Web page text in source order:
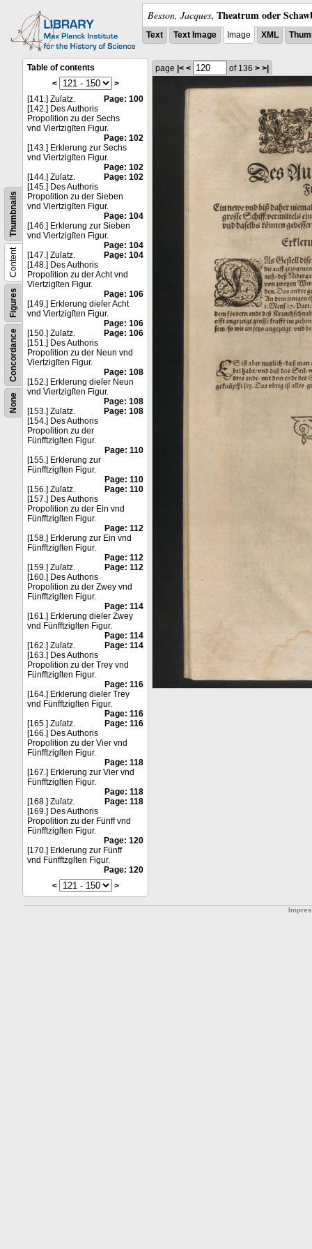
Besson, Jacques, Theatrum oder
Text Text Image Image XML
None
Concordance
Figures
Content
Thumbnails
Table of contents
<
>
[141.] Zuſatz.
Page: 100
[142.] Des Authoris
Propoſition zu der Sechs
vnd Viertzigſten Figur.
Page: 102
[143.] Erklerung zur Sechs
vnd Viertzigſten Figur.
Page: 102
[144.] Zuſatz.
Page: 102
[145.] Des Authoris
Propoſition zu der Sieben
vnd Viertzigſten Figur.
Page: 104
[146.] Erklerung zur Sieben
vnd Viertzigſten Figur.
Page: 104
[147.] Zuſatz.
Page: 104
[148.] Des Authoris
Propoſition zu der Acht vnd
Viertzigſten Figur.
Page: 106
[149.] Erklerung dieſer Acht
vnd Viertzigſten Figur.
Page: 106
[150.] Zuſatz.
Page: 106
[151.] Des Authoris
Propoſition zu der Neun vnd
Viertzigſten Figur.
Page: 108
[152.] Erklerung dieſer Neun
vnd Viertzigſten Figur.
Page: 108
[153.] Zuſatz.
Page: 108
[154.] Des Authoris
Propoſition zu der
Fünfftzigſten Figur.
Page: 110
[155.] Erklerung zur
Fünfftzigſten Figur.
Page: 110
[156.] Zuſatz.
Page: 110
[157.] Des Authoris
Propoſition zu der Ein vnd
Fünfftzigſten Figur.
Page: 112
[158.] Erklerung zur Ein vnd
Fünfftzigſten Figur.
Page: 112
[159.] Zuſatz.
Page: 112
[160.] Des Authoris
Propoſition zu der Zwey vnd
Fünfftzigſten Figur.
Page: 114
[161.] Erklerung dieſer Zwey
vnd Fünfftzigſten Figur.
Page: 114
[162.] Zuſatz.
Page: 114
[163.] Des Authoris
Propoſition zu der Trey vnd
Fünfftzigſten Figur.
Page: 116
[164.] Erklerung dieſer Trey
vnd Fünfftzigſten Figur.
Page: 116
[165.] Zuſatz.
Page: 116
[166.] Des Authoris
Propoſition zu der Vier vnd
Fünfftzigſten Figur.
Page: 118
[167.] Erklerung zur Vier vnd
Fünfftzigſten Figur.
Page: 118
[168.] Zuſatz.
Page: 118
[169.] Des Authoris
Propoſition zu der Fünff vnd
Fünfftzigſten Figur.
Page: 120
[170.] Erklerung zur Fünff
vnd Fünfftzgſten Figur.
Page: 120
<
>
page |< < of 136 > >|